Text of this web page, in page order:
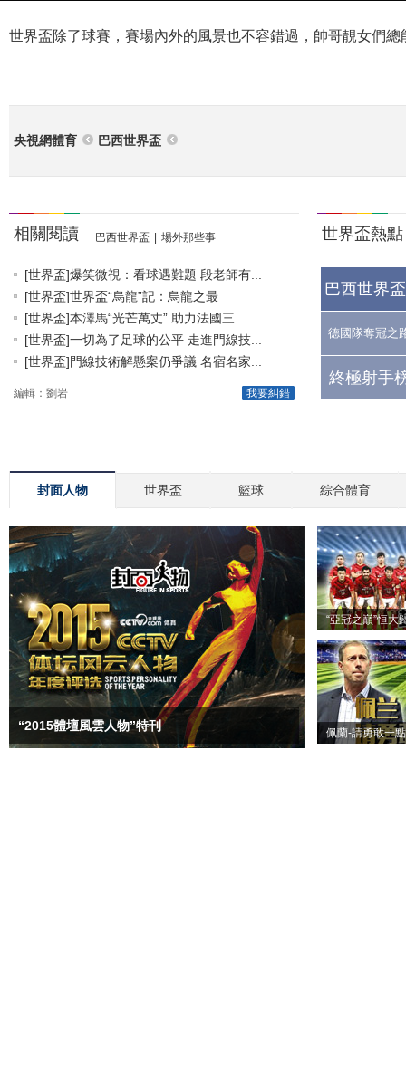
世界盃除了球賽，賽場內外的風景也不容錯過，帥哥靚女們
央視網體育 巴西世界盃
相關閱讀 巴西世界盃 場外那些事
[世界盃]爆笑微視：看球遇難題 段老師有...
[世界盃]世界盃“烏龍”記：烏龍之最
[世界盃]本澤馬“光芒萬丈” 助力法國三...
[世界盃]一切為了足球的公平 走進門線技...
[世界盃]門線技術解懸案仍爭議 名宿名家...
我要糾錯
編輯：劉岩
世界盃熱點
巴西世界
德國隊奪冠之
終極射手
封面人物 世界盃 籃球 綜合體育
“2015體壇風雲人物”特刊
“亞冠之巔”恒大
佩蘭-請勇敢一點